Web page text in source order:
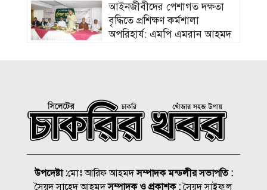
‎আইনজীবীদের পেশাগত দক্ষতা
বৃদ্ধিতে প্রশিক্ষণ কর্মশালা
অপরিহার্য: এমপি এমরান আহমদ
হামের উপসর্গে আরও ৩ শিশুর
মৃত্যু
২০০ টাকার নিচে নেই মাছ ও
উপদেষ্টা :মোঃ আরিফ আহমদসম্পাদক মন্ডলীর সভাপতি :
সৈয়দ সাহেদ আহমদসম্পাদক ও প্রকাশক :সৈয়দ সাইফুুল